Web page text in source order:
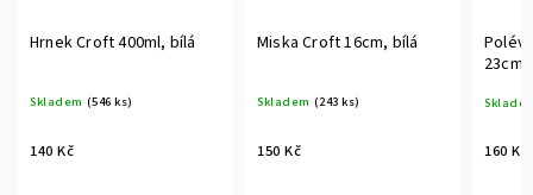
Hrnek Croft 400ml, bílá
Skladem (546 ks)
140 Kč
Miska Croft 16cm, bílá
Skladem (243 ks)
150 Kč 160 Kč